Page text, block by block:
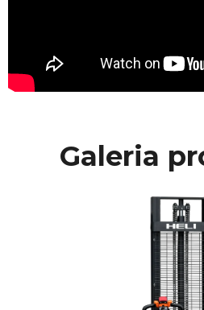
Galeria